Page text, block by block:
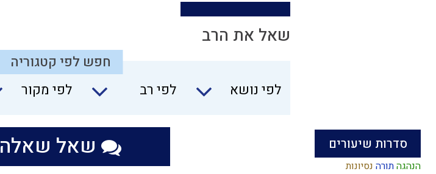
סדרות שיעורים
הנהגהתורה נסיונות
שאל את הרב
חפש לפי קטגוריה
לפי נושא
לפי רב לפי מקור
שאל שאלה